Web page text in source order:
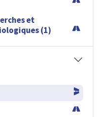
et
(1)